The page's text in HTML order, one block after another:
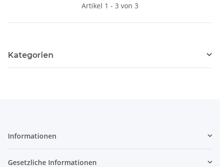
Artikel 1 - 3 von 3
Kategorien
Informationen
Gesetzliche Informationen